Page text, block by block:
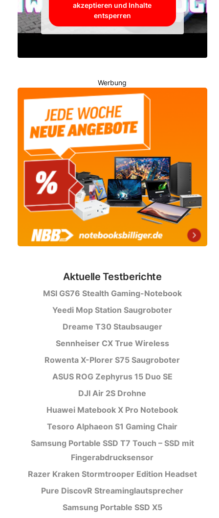
akzeptieren und Inhalte
entsperren
Werbung
Aktuelle Testberichte
MSI GS76 Stealth Gaming-Notebook
Yeedi Mop Station Saugroboter
Dreame T30 Staubsauger
Sennheiser CX True Wireless
Rowenta X-Plorer S75 Saugroboter
ASUS ROG Zephyrus 15 Duo SE
DJI Air 2S Drohne
Huawei Matebook X Pro Notebook
Tesoro Alphaeon S1 Gaming Chair
Samsung Portable SSD T7 Touch – SSD mit
Fingerabdrucksensor
Razer Kraken Stormtrooper Edition Headset
Pure DiscovR Streaminglautsprecher
Samsung Portable SSD X5